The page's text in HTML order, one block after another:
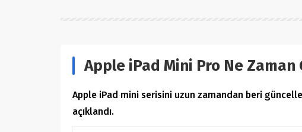
Apple iPad Mini Pro Ne Zaman
Apple iPad mini serisini uzun zamandan beri
açıklandı.